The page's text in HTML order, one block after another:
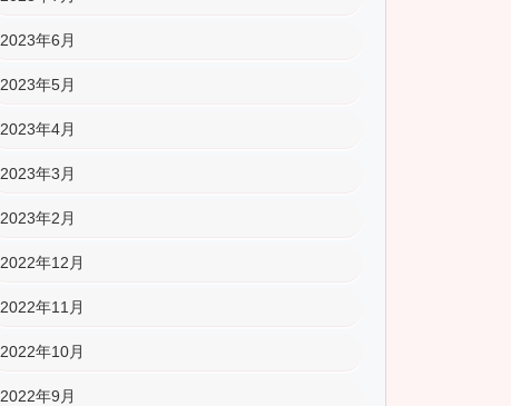
2023年6月
2023年5月
2023年4月
2023年3月
2023年2月
2022年12月
2022年11月
2022年10月
2022年9月